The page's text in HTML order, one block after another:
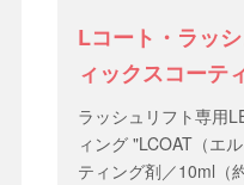
Lコート・ラッ
ィックスコーテ
ラッシュリフト専用
ィング "LCOAT（エ
ティング剤／10ml（